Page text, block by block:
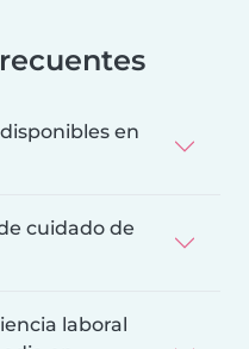
en
cuidado de
laboral